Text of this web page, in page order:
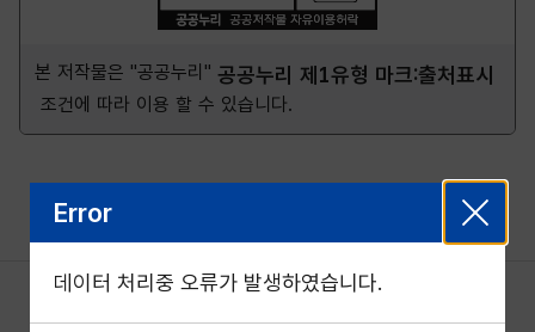
본 저작물은 "공공누리" 공공누리 제1유형 마크:출처표시
조건에 따라 이용 할 수 있습니다.
Error
데이터 처리중 오류가 발생하였습니다.